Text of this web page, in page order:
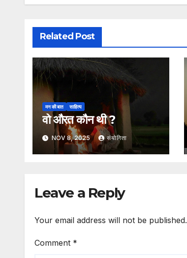
Related Post
मन की बात साहित्य
वो औरत कौन थी ?
NOV 8, 2025 संयोगिता
Leave a Reply
Your email address will not be published.
Comment *